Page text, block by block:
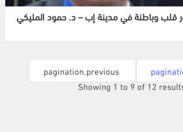
قلب وباطنة في مدينة إب – د. حمود المليكي
pagination.previous
Showing1to9of12